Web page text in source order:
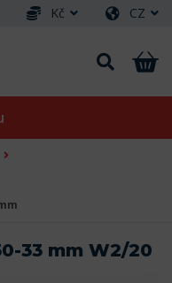
Kč CZ
33 mm W2/20